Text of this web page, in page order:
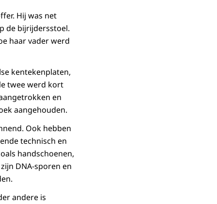
Hij was net
de bijrijdersstoel.
haar vader werd
kentekenplaten,
twee werd kort
en
aangehouden.
Ook hebben
technisch en
handschoenen,
DNA-sporen en
andere is